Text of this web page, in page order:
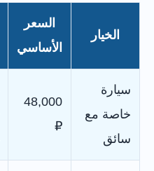
الخيار
السعر
الأساسي
سيارة
خاصة مع
سائق
48,000
₽